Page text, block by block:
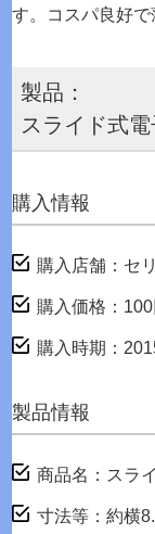
す。コスパ良好で
製品：
スライド式
購入情報
購入店舗：セ
購入価格：100
購入時期：
製品情報
商品名：スラ
寸法等：約横